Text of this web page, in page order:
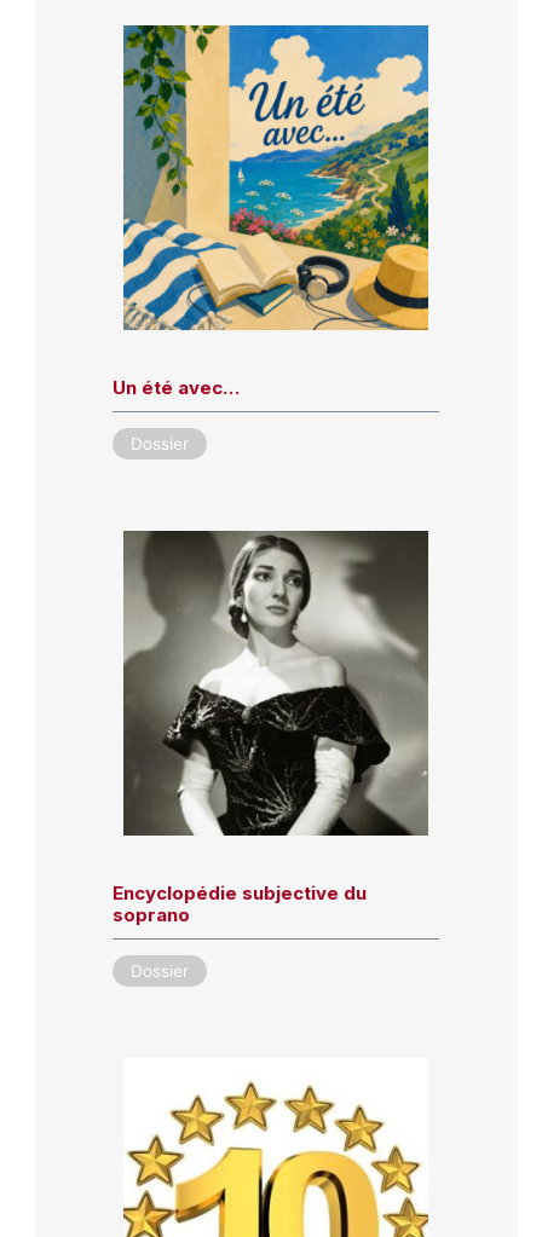
Un été avec…
Dossier
Encyclopédie subjective du
soprano
Dossier